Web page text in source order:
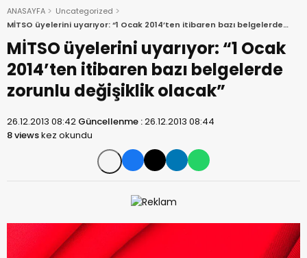
ANASAYFA
Uncategorized
MİTSO üyelerini uyarıyor: “1 Ocak 2014’ten itibaren bazı belgelerde
zorunlu değişiklik olacak”
MİTSO üyelerini uyarıyor: “1 Ocak
2014’ten itibaren bazı belgelerde
zorunlu değişiklik olacak”
26.12.2013 08:42 Güncellenme :26.12.2013 08:44
8 viewskez okundu